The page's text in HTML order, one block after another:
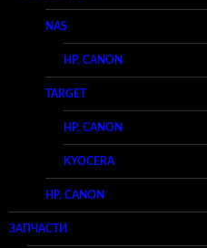
NAS
HP, CANON
TARGET
HP, CANON
KYOCERA
HP, CANON
ЗАПЧАСТИ